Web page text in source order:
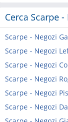
Cerca Scarpe
Scarpe - Negozi
Scarpe - Negozi
Scarpe - Negozi
Scarpe - Negozi
Scarpe - Negozi
Scarpe - Negozi